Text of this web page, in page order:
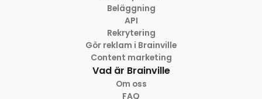
Beläggning
API
Rekrytering
Gör reklam i Brainville
Content marketing
Vad är Brainville
Om oss
FAQ